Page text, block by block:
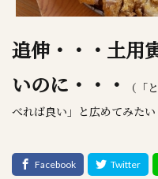
追伸・・・土用
いのに・・・
（「
べれば良い」と広めてみたい